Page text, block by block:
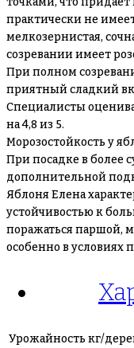
практически не
мелкозернистая,
созревании имеет
При полном
приятный сладкий
Специалисты
на 4,8 из 5.
Морозостойкость у
При посадке в более
дополнительной
Яблоня Елена
устойчивостью к
поражаться паршой,
особенно в
Урожайность кг/